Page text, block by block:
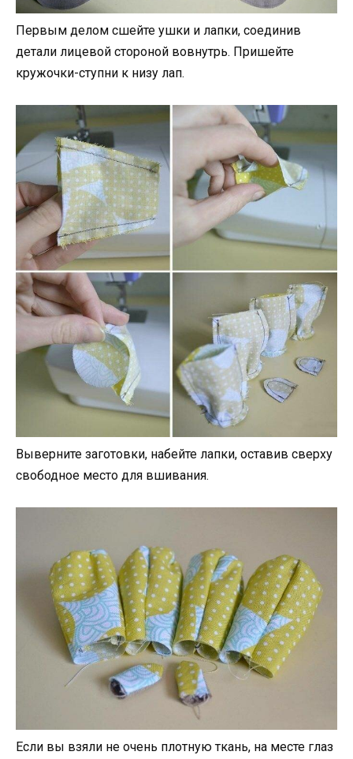
Первым делом сшейте ушки и лапки, соединив
детали лицевой стороной вовнутрь. Пришейте
кружочки-ступни к низу лап.
Выверните заготовки, набейте лапки, оставив сверху
свободное место для вшивания.
Если вы взяли не очень плотную ткань, на месте глаз